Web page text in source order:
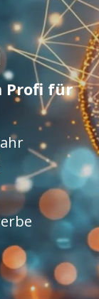
Profi für